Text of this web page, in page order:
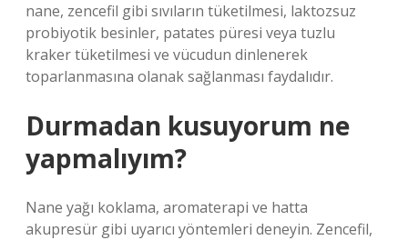
nane, zencefil gibi sıvıların tüketilmesi, laktozsuz
probiyotik besinler, patates püresi veya tuzlu
kraker tüketilmesi ve vücudun dinlenerek
toparlanmasına olanak sağlanması faydalıdır.
Durmadan kusuyorum ne
yapmalıyım?
Nane yağı koklama, aromaterapi ve hatta
akupresür gibi uyarıcı yöntemleri deneyin. Zencefil,